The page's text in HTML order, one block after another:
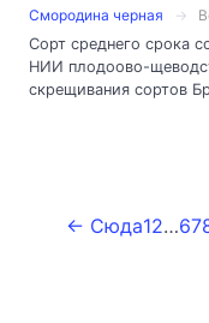
Смородина черная
Сорт среднего срока
НИИ плодоово-
скрещивания сортов
← Сюда12…67